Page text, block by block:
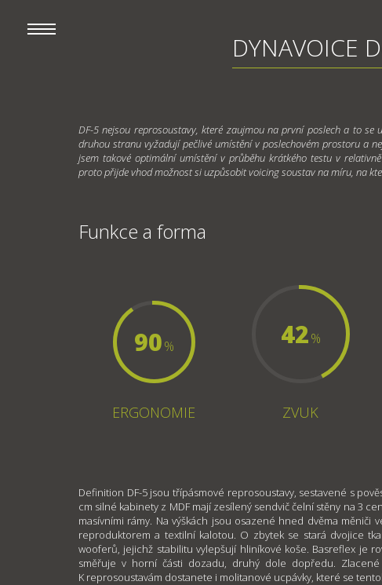
DYNAVOICE
DF-5 nejsou reprosoustavy, které zaujmou na první poslech a to se
druhou stranu vyžadují pečlivé umístění v poslechovém prostoru a
jsem takové optimální umístění v průběhu krátkého testu v
proto přijde vhod možnost si uzpůsobit voicing soustav na míru, na
Funkce a forma
90%
ERGONOMIE
42%
ZVUK
Definition DF-5 jsou třípásmové reprosoustavy, sestavené s
cm silné kabinety z MDF mají zesílený sendvič čelní stěny na 3
masívními rámy. Na výškách jsou osazené hned dvěma měniči
reproduktorem a textilní kalotou. O zbytek se stará dvojice
wooferů, jejichž stabilitu vylepšují hliníkové koše. Basreflex je
směřuje v horní části dozadu, druhý dole dopředu. Zlacené
K reprosoustavám dostanete i molitanové ucpávky, které se